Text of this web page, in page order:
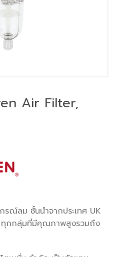
Air Filter,
รณ์ลม ชั้นนำจากประเทศ UK
กกลุ่มที่มีคุณภาพสูงรวมถึง